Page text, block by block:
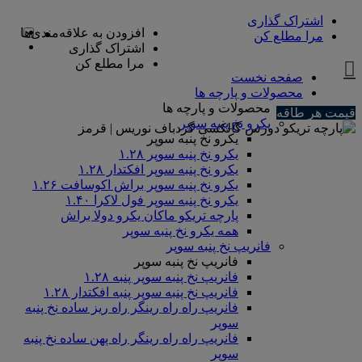
اشتراک گذاری
مرا مطلع کن
صفحه نخست
محصولات و پارچه ها
محصولات و پارچه ها
یکرو نخ پنبه سوپر
یکرو نخ پنبه سوپر
یکرو نخ پنبه سوپر ۱.۲۸
یکرو نخ پنبه سوپر افکتدار ۱.۲۸
یکرو نخ پنبه سوپر براش اکوسافت ۱.۲۶
یکرو نخ پنبه سوپر فول لاکرا ۱.۴۰
پارچه تریکو ماکان یکرو دولا براش
همه یکرو نخ پنبه سوپر
فانریپ نخ پنبه سوپر
فانریپ نخ پنبه سوپر
فانریپ نخ پنبه سوپر پنبه ۱.۲۸
فانریپ نخ پنبه سوپر پنبه افکتدار ۱.۲۸
فانریپ راه راه رینگر راه ریز ساده نخ پنبه
سوپر
فانریپ راه راه رینگر راه پهن ساده نخ پنبه
سوپر
قیمت هر طاقه
افزودن به علاقه‌مندی‌ها
اشتراک گذاری
مرا مطلع کن